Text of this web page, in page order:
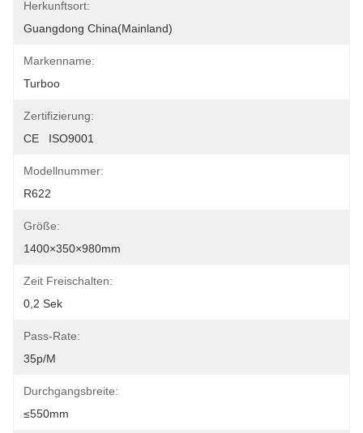
Herkunftsort:
Guangdong China(Mainland)
Markenname:
Turboo
Zertifizierung:
CE   ISO9001
Modellnummer:
R622
Größe:
1400×350×980mm
Zeit Freischalten:
0,2 Sek
Pass-Rate:
35p/m
Durchgangsbreite:
≤550mm